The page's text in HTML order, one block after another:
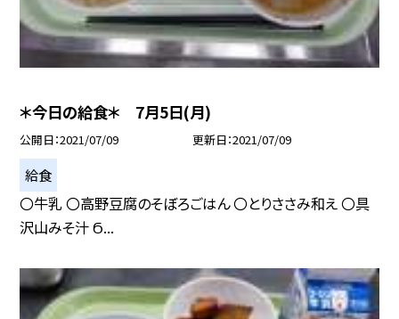
＊今日の給食＊ 7月5日(月)
公開日 2021/07/09 更新日 2021/07/09
給食
〇牛乳 〇高野豆腐のそぼろごはん 〇とりささみ和え 〇具
沢山みそ汁 Ϭ...